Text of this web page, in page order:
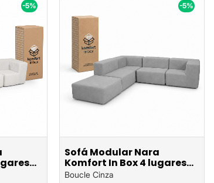
-5% -5%
Sofá Modular Nara
Komfort In Box 4 lugares
com 1 puff em
Boucle Cinza